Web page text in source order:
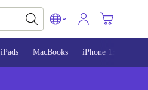
iPads MacBooks iPhone 13